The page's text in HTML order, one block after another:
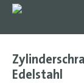
springen
Edelstahl